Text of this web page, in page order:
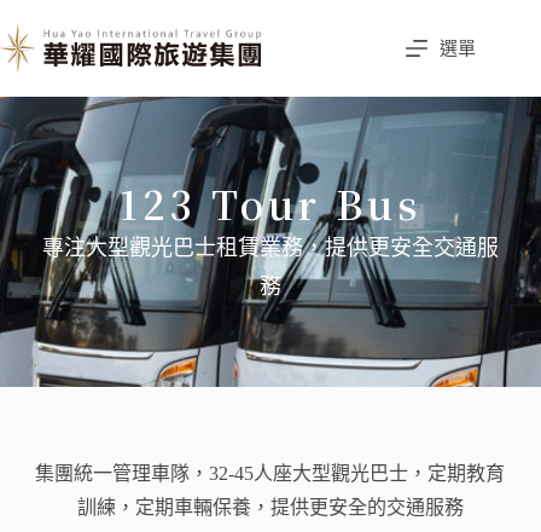
選單
123 Tour Bus
專注大型觀光巴士租賃業務，提供更安全交通服
務
集團統一管理車隊，32-45人座大型觀光巴士，定期教育
訓練，定期車輛保養，提供更安全的交通服務